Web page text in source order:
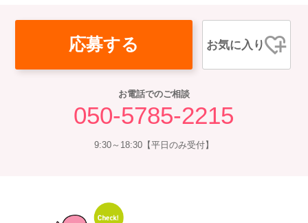
応募する お気に入り
お電話でのご相談
050-5785-2215
9:30～18:30【平日のみ受付】